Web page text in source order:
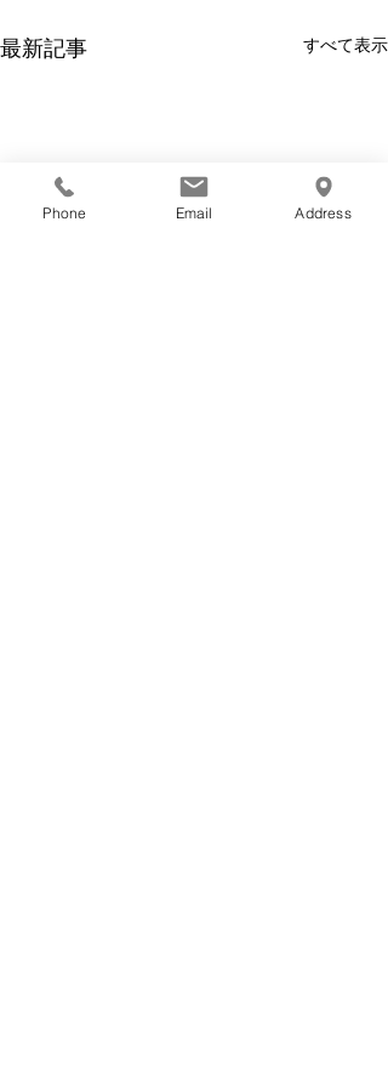
最新記事 すべて表示
Phone Email Address